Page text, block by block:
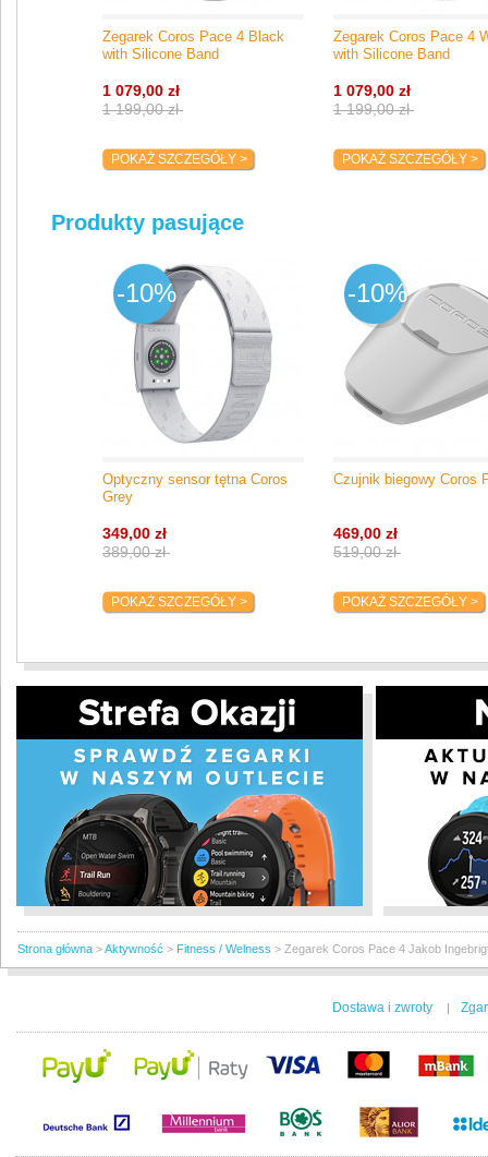
wiedzą i bycie wiernym sobie. Jest to główny wyróżnik limitowanej edycji -
widoczny złoty pin mocujący cyfrową koronkę do koperty.
Sygnowany pasek
Charakterystyczny pasek z napisem FEARLESS i złotymi akcentami
Jakoba do bycia najszybszym zawodnikiem na 1500 m w historii.
Zegarek Coros Pace 4 Black
with Silicone Band
1 079,00 zł
1 199,00 zł
POKAŻ SZCZEGÓŁY >
Zegarek Coros Pace 4
with Silicone Band
1 079,00 zł
1 199,00 zł
POKAŻ SZCZEGÓŁY >
Produkty pasujące
Optyczny sensor tętna Coros
Grey
349,00 zł
389,00 zł
-10%
POKAŻ SZCZEGÓŁY >
Czujnik biegowy Coros
469,00 zł
519,00 zł
-10%
POKAŻ SZCZEGÓŁY >
Strona główna >Aktywność > Fitness / Welness > Zegarek Coros Pace 4 Jakob
Dostawa i zwroty |